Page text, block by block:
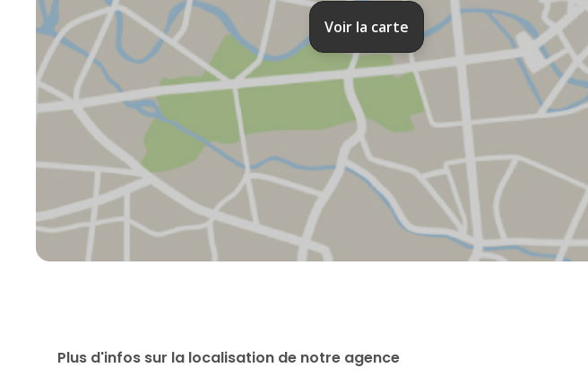
Voir la carte
Plus d'infos sur la localisation de notre agence